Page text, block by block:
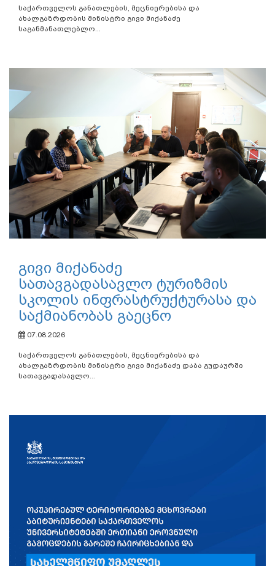
საქართველოს განათლების, მეცნიერებისა და
ახალგაზრდობის მინისტრი გივი მიქანაძე
საგანმანათლებლო...
გივი მიქანაძე
სათავგადასავლო ტურიზმის
სკოლის ინფრასტრუქტურასა და
საქმიანობას გაეცნო
07.08.2026
საქართველოს განათლების, მეცნიერებისა და
ახალგაზრდობის მინისტრი გივი მიქანაძე დაბა გუდაურში
სათავგადასავლო...